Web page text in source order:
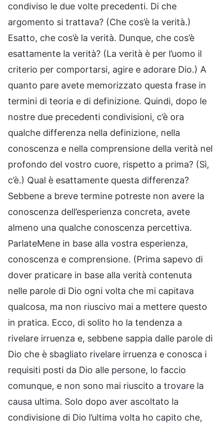
condiviso le due volte precedenti. Di che
argomento si trattava? (Che cos’è la verità.)
Esatto, che cos’è la verità. Dunque, che cos’è
esattamente la verità? (La verità è per l’uomo il
criterio per comportarsi, agire e adorare Dio.) A
quanto pare avete memorizzato questa frase in
termini di teoria e di definizione. Quindi, dopo le
nostre due precedenti condivisioni, c’è ora
qualche differenza nella definizione, nella
conoscenza e nella comprensione della verità nel
profondo del vostro cuore, rispetto a prima? (Sì,
c’è.) Qual è esattamente questa differenza?
Sebbene a breve termine potreste non avere la
conoscenza dell’esperienza concreta, avete
almeno una qualche conoscenza percettiva.
ParlateMene in base alla vostra esperienza,
conoscenza e comprensione. (Prima sapevo di
dover praticare in base alla verità contenuta
nelle parole di Dio ogni volta che mi capitava
qualcosa, ma non riuscivo mai a mettere questo
in pratica. Ecco, di solito ho la tendenza a
rivelare irruenza e, sebbene sappia dalle parole di
Dio che è sbagliato rivelare irruenza e conosca i
requisiti posti da Dio alle persone, lo faccio
comunque, e non sono mai riuscito a trovare la
causa ultima. Solo dopo aver ascoltato la
condivisione di Dio l’ultima volta ho capito che,